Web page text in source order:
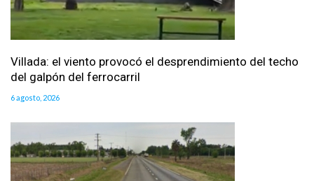
Villada: el viento provocó el desprendimiento del techo
del galpón del ferrocarril
6 agosto, 2026